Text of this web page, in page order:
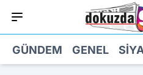
GÜNDEM GENEL